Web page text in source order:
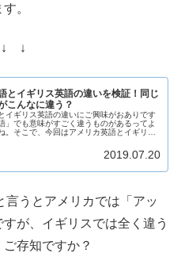
。
↓
とイギリス英語の違いを検証！同じ
こんなに違う？
イギリス英語の違いにご興味がおありです
」でも意味がすごく違うものがあるってよ
。そこで、今回はアメリカ英語とイギリス
2019.07.20
うとアメリカでは「アッ
が、イギリスでは全く違う
存知ですか？